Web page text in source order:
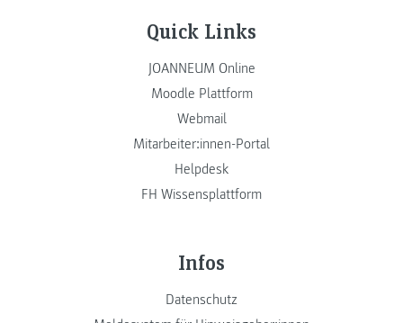
Quick Links
JOANNEUM Online
Moodle Plattform
Webmail
Mitarbeiter:innen-Portal
Helpdesk
FH Wissensplattform
Infos
Datenschutz